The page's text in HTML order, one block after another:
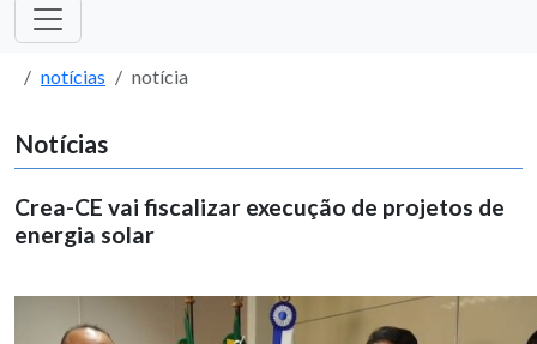
notícias notícia
Notícias
Crea-CE vai fiscalizar execução de projetos de
energia solar